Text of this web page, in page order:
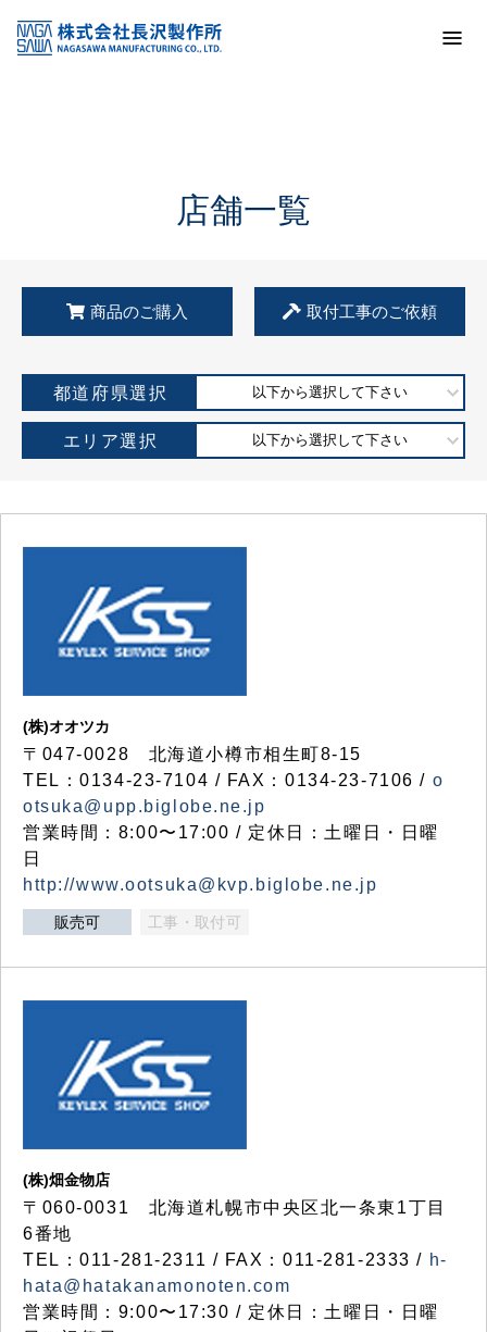
KSS加盟店・取扱店情報
店舗一覧
店舗一覧
商品のご購入 取付工事のご依頼
都道府県選択 以下から選択して下さい
エリア選択 以下から選択して下さい
(株)オオツカ
〒047-0028 北海道小樽市相生町8-15
TEL：0134-23-7104 / FAX：0134-23-7106 / o
otsuka@upp.biglobe.ne.jp
営業時間：8:00〜17:00 / 定休日：土曜日・日曜
日
http://www.ootsuka@kvp.biglobe.ne.jp
販売可 工事・取付可
(株)畑金物店
〒060-0031 北海道札幌市中央区北一条東1丁目
6番地
TEL：011-281-2311 / FAX：011-281-2333 / h-
hata@hatakanamonoten.com
営業時間：9:00〜17:30 / 定休日：土曜日・日曜